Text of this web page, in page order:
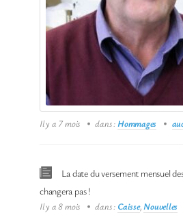
Il y a 7 mois dans :Hommages
La date du versement mensuel
changera pas !
Il y a 8 mois dans : Caisse,Nouvelles